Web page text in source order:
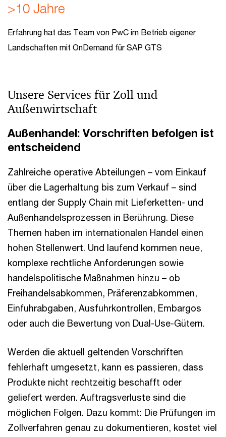
>10 Jahre
Erfahrung hat das Team von PwC im Betrieb eigener
Landschaften mit OnDemand für SAP GTS
Unsere Services für Zoll und
Außenwirtschaft
Außenhandel: Vorschriften befolgen ist
entscheidend
Zahlreiche operative Abteilungen – vom Einkauf
über die Lagerhaltung bis zum Verkauf – sind
entlang der Supply Chain mit Lieferketten- und
Außenhandelsprozessen in Berührung. Diese
Themen haben im internationalen Handel einen
hohen Stellenwert. Und laufend kommen neue,
komplexe rechtliche Anforderungen sowie
handelspolitische Maßnahmen hinzu – ob
Freihandelsabkommen, Präferenzabkommen,
Einfuhrabgaben, Ausfuhrkontrollen, Embargos
oder auch die Bewertung von Dual-Use-Gütern.
Werden die aktuell geltenden Vorschriften
fehlerhaft umgesetzt, kann es passieren, dass
Produkte nicht rechtzeitig beschafft oder
geliefert werden. Auftragsverluste sind die
möglichen Folgen. Dazu kommt: Die Prüfungen im
Zollverfahren genau zu dokumentieren, kostet viel